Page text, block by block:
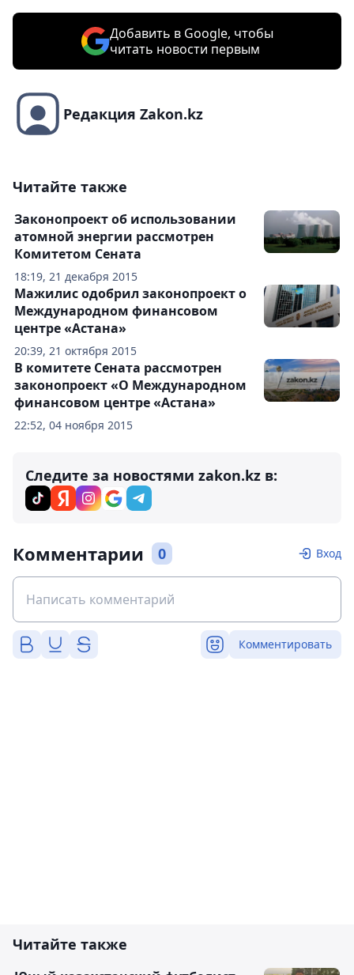
Добавить в Google, чтобы
читать новости первым
Редакция Zakon.kz
Читайте также
18:19, 21 декабря 2015
Законопроект об использовании
атомной энергии рассмотрен
Комитетом Сената
20:39, 21 октября 2015
Мажилис одобрил законопроект о
Международном финансовом
центре «Астана»
22:52, 04 ноября 2015
В комитете Сената рассмотрен
законопроект «О Международном
финансовом центре «Астана»
Следите за новостями zakon.kz в:
Комментарии 0 Вход
Комментировать
Читайте также